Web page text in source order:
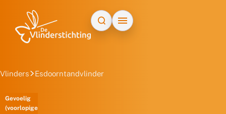
Vlinders Esdoorntandvlinder
Gevoelig
(voorlopige